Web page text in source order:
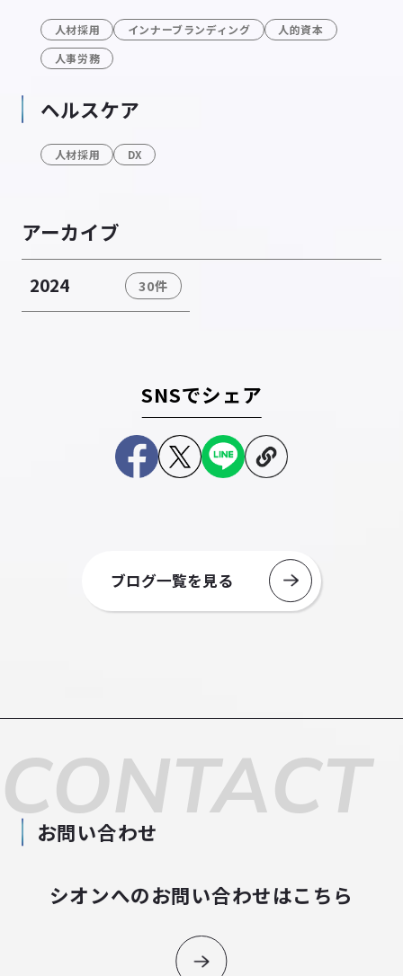
人材採用 インナーブランディング
人的資本
人事労務
ヘルスケア
人材採用 DX
アーカイブ
2024 30件
SNSでシェア
ブログ一覧を見る
CONTACT
お問い合わせ
シオンへのお問い合わせはこちら